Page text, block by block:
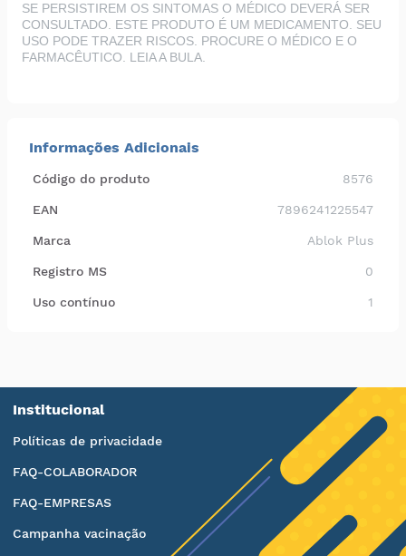
SE PERSISTIREM OS SINTOMAS O MÉDICO DEVERÁ SER
CONSULTADO. ESTE PRODUTO É UM MEDICAMENTO. SEU
USO PODE TRAZER RISCOS. PROCURE O MÉDICO E O
FARMACÊUTICO. LEIA A BULA.
Informações Adicionais
Código do produto 8576
EAN 7896241225547
Marca Ablok Plus
Registro MS 0
Uso contínuo 1
Institucional
Políticas de privacidade
FAQ-COLABORADOR
FAQ-EMPRESAS
Campanha vacinação